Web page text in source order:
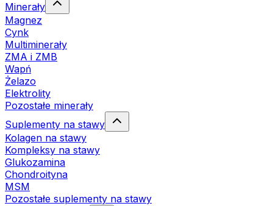
Minerały
Magnez
Cynk
Multiminerały
ZMA i ZMB
Wapń
Żelazo
Elektrolity
Pozostałe minerały
Suplementy na stawy
Kolagen na stawy
Kompleksy na stawy
Glukozamina
Chondroityna
MSM
Pozostałe suplementy na stawy